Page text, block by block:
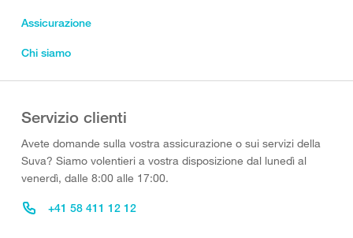
Assicurazione
Chi siamo
Servizio clienti
Avete domande sulla vostra assicurazione o sui servizi della
Suva? Siamo volentieri a vostra disposizione dal lunedì al
venerdì, dalle 8:00 alle 17:00.
+41 58 411 12 12